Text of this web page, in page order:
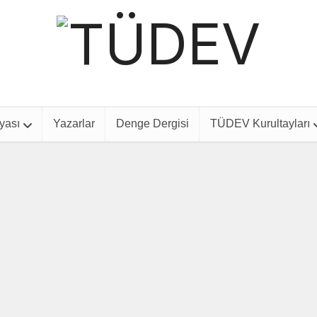
Yazarlar Denge Dergisi TÜDEV Kurultayları